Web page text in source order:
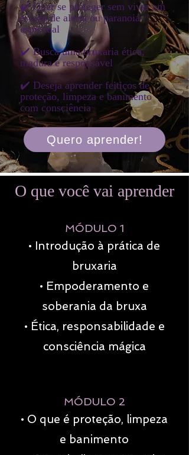
✔️ Quer se proteger sem viver em
estado de alerta ou paranoia
espiritual
✔️ Busca uma bruxaria ética,
madura e responsável
✔️ Deseja aprender feitiços de
proteção, limpeza e banimento
com consciência
Quero aprender!
O que você vai aprender
MÓDULO 1
• Introdução à prática de
bruxaria
• Empoderamento e
soberania da bruxa
• Ética, responsabilidade e
consciência mágica
MÓDULO 2
• O que é proteção, limpeza
e banimento